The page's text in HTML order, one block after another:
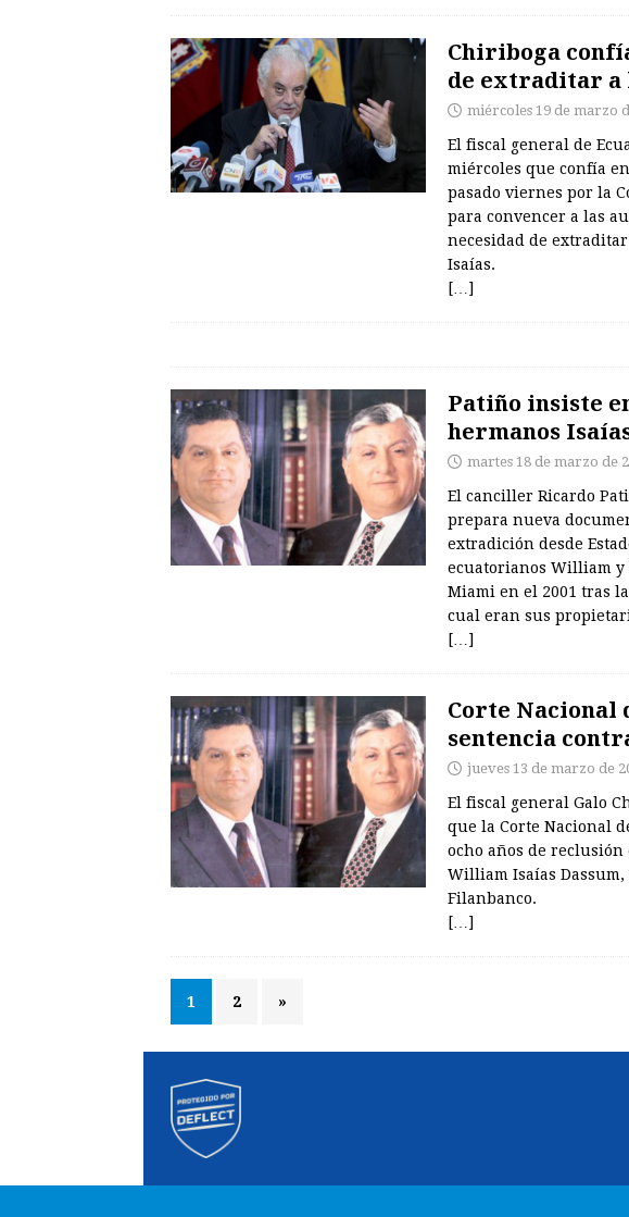
Chiriboga
de extraditar a
miércoles 19 de marzo
El fiscal general de
miércoles que confía
pasado viernes por la
para convencer a las
necesidad de
Isaías.
[…]
Patiño insiste
hermanos
martes 18 de marzo de
El canciller Ricardo
prepara nueva
extradición desde
ecuatorianos William y
Miami en el 2001 tras
cual eran sus
[…]
Corte Nacional
sentencia
jueves 13 de marzo de
El fiscal general Galo
que la Corte Nacional
ocho años de
William Isaías
Filanbanco.
[…]
1 2 »